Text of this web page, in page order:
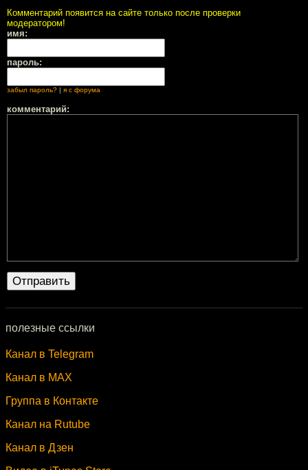
Комментарий появится на сайте только после проверки
модератором!
имя:
пароль:
забыл пароль? я с форума
комментарий:
полезные ссылки
Канал в Telegram
Канал в MAX
Группа в Контакте
Канал на Rutube
Канал в Дзен